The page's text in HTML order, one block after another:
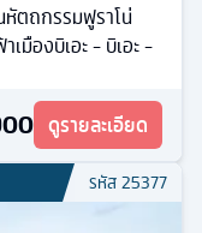
หัตถกรรมฟูราโน่
มืองบิเอะ - บิเอะ -
ดูรายละเอียด
รหัส25377